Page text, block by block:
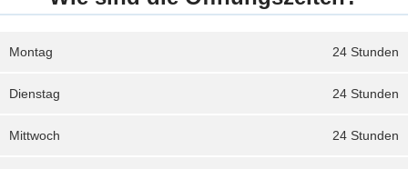
24 Stunden
Montag
24 Stunden
Dienstag
24 Stunden
Mittwoch